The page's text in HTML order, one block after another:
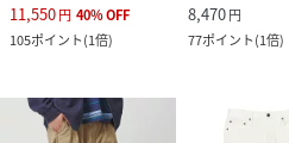
11,550円 40%OFF
105ポイント(1倍)
8,470円
77ポイント(1倍)